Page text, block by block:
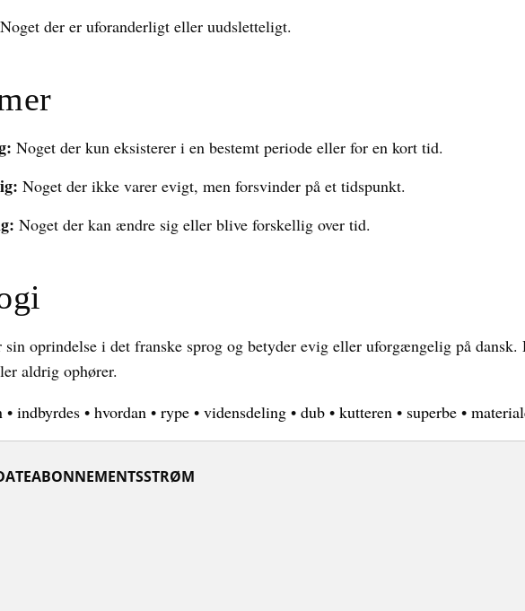
Noget der er uforanderligt eller uudsletteligt.
Noget der kun eksisterer i en bestemt periode eller for en kort tid.
Noget der ikke varer evigt, men forsvinder på et tidspunkt.
Noget der kan ændre sig eller blive forskellig over tid.
sin oprindelse i det franske sprog og betyder evig eller uforgængelig på
aldrig ophører.
• indbyrdes • hvordan • rype • vidensdeling • dub • kutteren • superbe •
ABONNEMENTSSTRØM